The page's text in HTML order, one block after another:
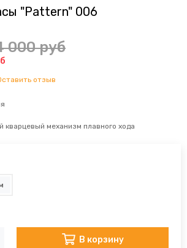
"Pattern" 006
000 руб
отзыв
кварцевый механизм плавного хода
В корзину